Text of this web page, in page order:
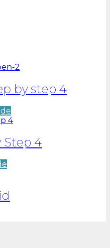
by step 4
vare
flere
varianter.
Step 4
flere
varianter.